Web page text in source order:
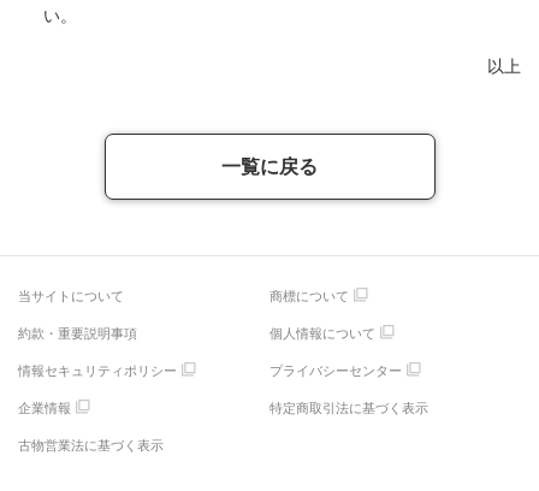
い。
以上
一覧に戻る
当サイトについて 商標について
約款・重要説明事項 個人情報について
情報セキュリティポリシー プライバシーセンター
企業情報 特定商取引法に基づく表示
古物営業法に基づく表示